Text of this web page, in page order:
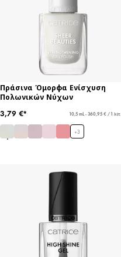
Πράσινα Όμορφα Ενίσχυση
Πολωνικών Νύχων
3,79 €*
10,5 mL - 360,95 € / 1 λίτ.
+3